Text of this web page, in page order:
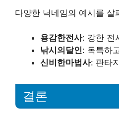
다양한 닉네임의 예시를 살
용감한전사: 강한 전
낚시의달인: 독특하
신비한마법사: 판타
결론